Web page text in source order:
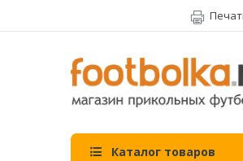
Каталог товаров